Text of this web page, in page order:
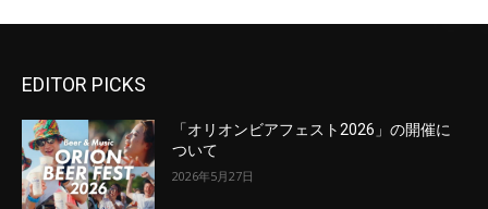
EDITOR PICKS
「オリオンビアフェスト2026」の開催に
ついて
2026年5月27日